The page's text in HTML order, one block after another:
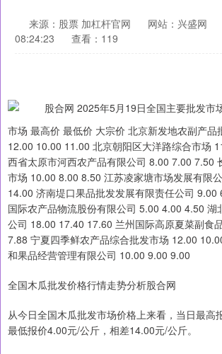
来源：股票 加杠杆官网 网站：兴盛网
08:24:23
查看：119
市场 最高价 最低价 大宗价 北京新发地农副产品
12.00 10.00 11.00 北京朝阳区大洋路综合市场
西省太原市河西农产品有限公司 8.00 7.00 7.50
市场 10.00 8.00 8.50 江苏凌家塘市场发展有限
14.00 济南堤口果品批发发展有限责任公司 9.00
国际农产品物流股份有限公司 5.00 4.00 4.50 湖
公司 18.00 17.40 17.60 兰州国际高原夏菜副食
7.88 宁夏四季鲜农产品综合批发市场 12.00
和果品经营管理有限公司 10.00 9.00 9.00
全国木瓜批发价格行情走势分析股合网
从今日全国木瓜批发市场价格上来看，当日最高
最低报价4.00元/公斤，相差14.00元/公斤。